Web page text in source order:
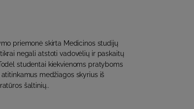
priemonė skirta Medicinos studijų
negali atstoti vadovėlių ir paskaitų
studentai kiekvienoms pratyboms
medžiagos skyrius iš
šaltinių..